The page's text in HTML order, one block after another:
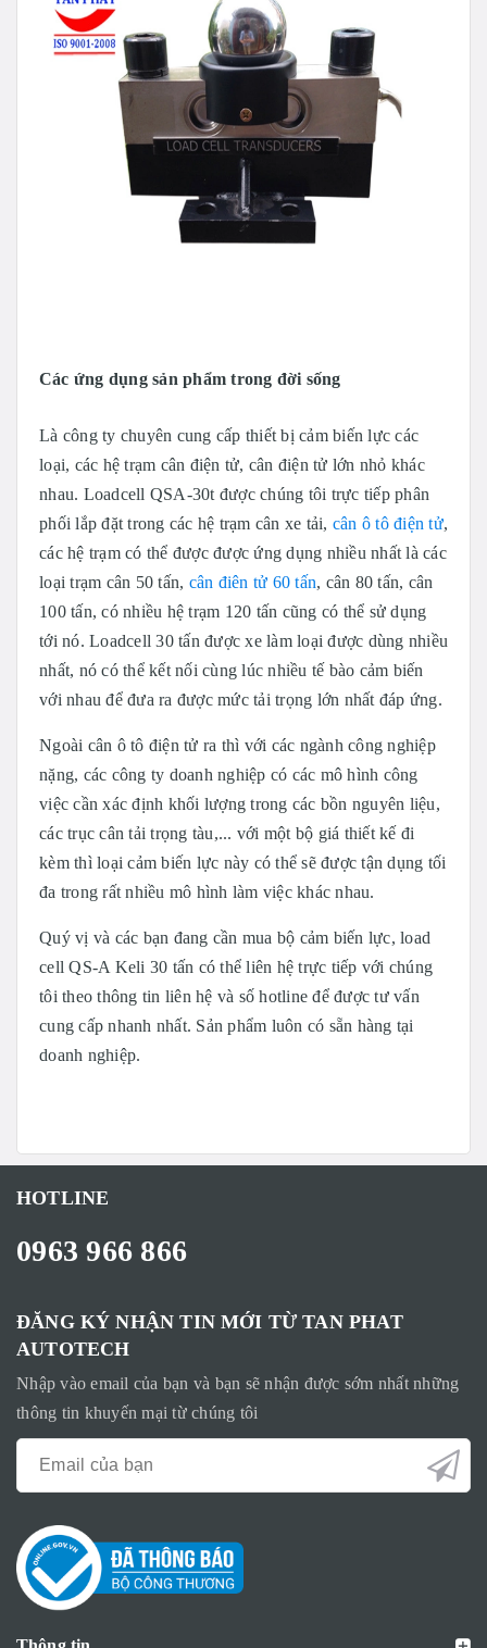
Các ứng dụng sản phẩm trong đời sống
Là công ty chuyên cung cấp thiết bị cảm biến lực các
loại, các hệ trạm cân điện tử, cân điện tử lớn nhỏ khác
nhau. Loadcell QSA-30t được chúng tôi trực tiếp phân
phối lắp đặt trong các hệ trạm cân xe tải, cân ô tô điện tử,
các hệ trạm có thể được được ứng dụng nhiều nhất là các
loại trạm cân 50 tấn, cân điên tử 60 tấn, cân 80 tấn, cân
100 tấn, có nhiều hệ trạm 120 tấn cũng có thể sử dụng
tới nó. Loadcell 30 tấn được xe làm loại được dùng nhiều
nhất, nó có thể kết nối cùng lúc nhiều tế bào cảm biến
với nhau để đưa ra được mức tải trọng lớn nhất đáp ứng.
Ngoài cân ô tô điện tử ra thì với các ngành công nghiệp
nặng, các công ty doanh nghiệp có các mô hình công
việc cần xác định khối lượng trong các bồn nguyên liệu,
các trục cân tải trọng tàu,... với một bộ giá thiết kế đi
kèm thì loại cảm biến lực này có thể sẽ được tận dụng tối
đa trong rất nhiều mô hình làm việc khác nhau.
Quý vị và các bạn đang cần mua bộ cảm biến lực, load
cell QS-A Keli 30 tấn có thể liên hệ trực tiếp với chúng
tôi theo thông tin liên hệ và số hotline để được tư vấn
cung cấp nhanh nhất. Sản phẩm luôn có sẵn hàng tại
doanh nghiệp.
HOTLINE
0963 966 866
ĐĂNG KÝ NHẬN TIN MỚI TỪ TAN PHAT
AUTOTECH
Nhập vào email của bạn và bạn sẽ nhận được sớm nhất những
thông tin khuyến mại từ chúng tôi